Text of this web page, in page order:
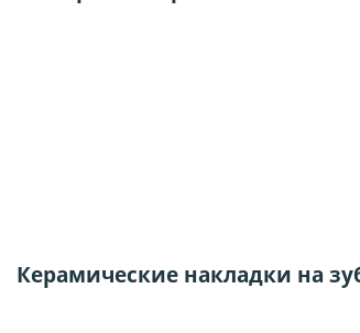
Керамические накладки на